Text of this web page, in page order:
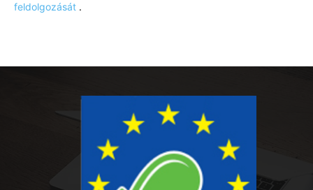
feldolgozását .